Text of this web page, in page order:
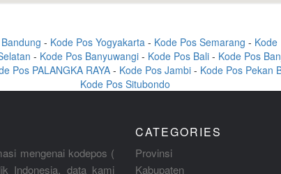
- Kode Pos Yogyakarta - Kode Pos Semarang - Kode
- Kode Pos Banyuwangi- Kode Pos Bali- Kode Pos
Pos PALANGKA RAYA- Kode Pos Jambi - Kode Pos Pekan
Kode Pos Situbondo
mengenai kodepos (
Indonesia, data kami
CATEGORIES
Provinsi
Kabupaten